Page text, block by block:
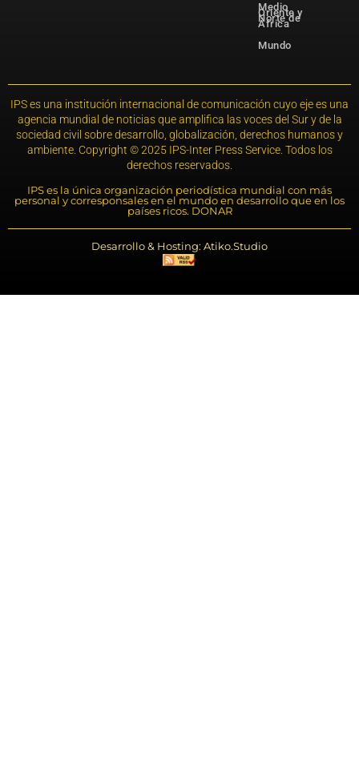
Medio
Oriente y
Norte de
África
Mundo
IPS es una institución internacional de comunicación cuyo eje es una
agencia mundial de noticias que amplifica las voces del Sur y de la
sociedad civil sobre desarrollo, globalización, derechos humanos y
ambiente. Copyright © 2025 IPS-Inter Press Service. Todos los
derechos reservados.
IPS es la única organización periodística mundial con más
personal y corresponsales en el mundo en desarrollo que en los
países ricos. DONAR
Desarrollo & Hosting: Atiko.Studio